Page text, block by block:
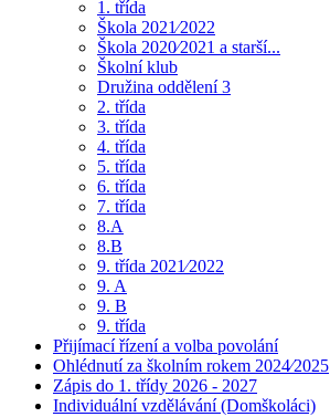
1. třída
Škola 2021⁄2022
Škola 2020⁄2021 a starší...
Školní klub
Družina oddělení 3
2. třída
3. třída
4. třída
5. třída
6. třída
7. třída
8.A
8.B
9. třída 2021⁄2022
9. A
9. B
9. třída
Přijímací řízení a volba povolání
Ohlédnutí za školním rokem 2024⁄2025
Zápis do 1. třídy 2026 - 2027
Individuální vzdělávání (Domškoláci)